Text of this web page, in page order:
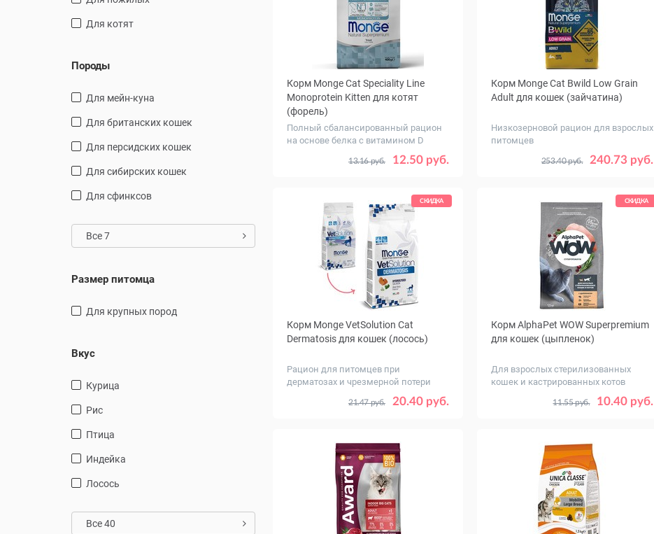
для котят
Породы
Для мейн-куна
Для британских кошек
Для персидских кошек
Для сибирских кошек
для сфинксов
Все 7
Размер питомца
для крупных пород
Вкус
курица
рис
птица
индейка
лосось
Все 40
Корм Monge Cat Speciality Line
Monoprotein Kitten для котят
(форель)
Полный сбалансированный рацион
на основе белка с витамином D
12.50 руб.
13.16 руб.
0.4 1.5 10
Корм Monge Cat Bwild Low Grain
Adult для кошек (зайчатина)
Низкозерновой рацион для взрослых
питомцев
240.73 руб.
253.40 руб. 1.5 10
СКИДКА
Корм Monge VetSolution Cat
Dermatosis для кошек (лосось)
Рацион для питомцев при
дерматозах и чрезмерной потери
20.40 руб.
21.47 руб. 0.4 1.5
СКИДКА
Корм AlphaPet WOW Superpremium
для кошек (цыпленок)
Для взрослых стерилизованных
кошек и кастрированных котов
10.40 руб.
11.55 руб.
0.35 0.75 1.5 7